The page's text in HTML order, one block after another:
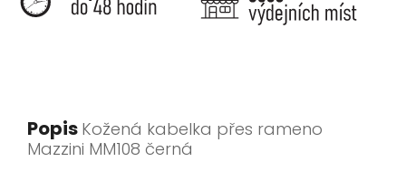
Popis Kožená kabelka přes rameno
Mazzini MM108 černá